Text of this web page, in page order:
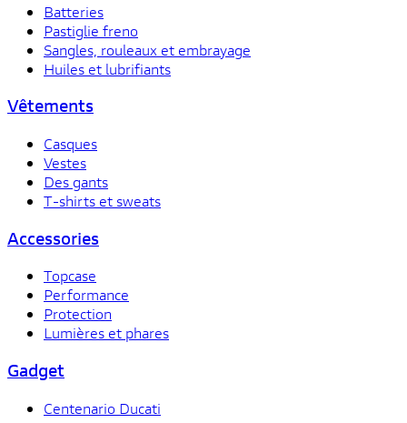
Batteries
Pastiglie freno
Sangles, rouleaux et embrayage
Huiles et lubrifiants
Vêtements
Casques
Vestes
Des gants
T-shirts et sweats
Accessories
Topcase
Performance
Protection
Lumières et phares
Gadget
Centenario Ducati